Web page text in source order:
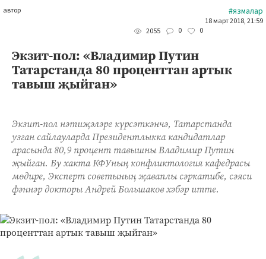
автор #язмалар
18 март 2018, 21:59
2055
0 0
Экзит-пол: «Владимир Путин
Татарстанда 80 проценттан артык
тавыш җыйган»
Экзит-пол нәтиҗәләре күрсәткәнчә, Татарстанда
узган сайлауларда Президентлыкка кандидатлар
арасында 80,9 процент тавышны Владимир Путин
җыйган. Бу хакта КФУның конфликтология кафедрасы
мөдире, Эксперт советының җаваплы сәркатибе, сәяси
фәннәр докторы Андрей Большаков хәбәр итте.